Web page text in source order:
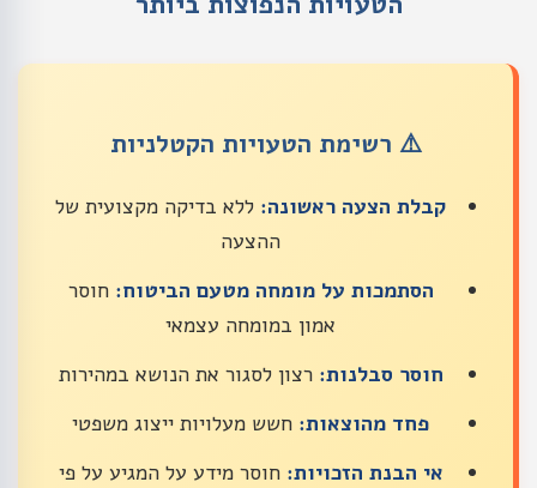
⚠️ רשימת הטעויות הקטלניות
קבלת הצעה ראשונה: ללא בדיקה מקצועית של
ההצעה
הסתמכות על מומחה מטעם הביטוח: חוסר
אמון במומחה עצמאי
חוסר סבלנות: רצון לסגור את הנושא במהירות
פחד מהוצאות: חשש מעלויות ייצוג משפטי
אי הבנת הזכויות: חוסר מידע על המגיע על פי